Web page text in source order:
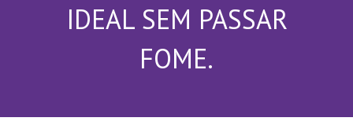
IDEAL SEM PASSAR
FOME.